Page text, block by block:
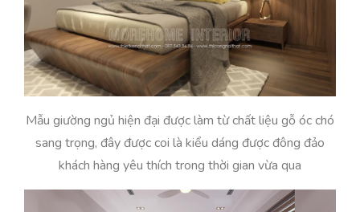
Mẫu giường ngủ hiện đại được làm từ chất liệu gỗ óc chó
sang trọng, đây được coi là kiểu dáng được đông đảo
khách hàng yêu thích trong thời gian vừa qua